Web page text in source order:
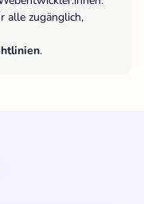
alle zugänglich,
.